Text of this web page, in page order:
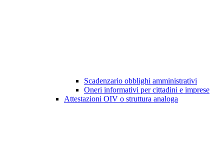
Scadenzario obblighi amministrativi
Oneri informativi per cittadini e imprese
Attestazioni OIV o struttura analoga